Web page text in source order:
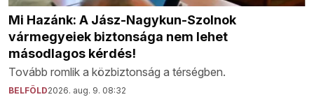
Mi Hazánk: A Jász-Nagykun-Szolnok
vármegyeiek biztonsága nem lehet
másodlagos kérdés!
Tovább romlik a közbiztonság a térségben.
BELFÖLD2026. aug. 9. 08:32